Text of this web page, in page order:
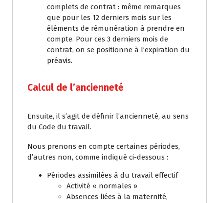
complets de contrat : même remarques
que pour les 12 derniers mois sur les
éléments de rémunération à prendre en
compte. Pour ces 3 derniers mois de
contrat, on se positionne à l’expiration du
préavis.
Calcul de l’ancienneté
Ensuite, il s’agit de définir l’ancienneté, au sens
du Code du travail.
Nous prenons en compte certaines périodes,
d’autres non, comme indiqué ci-dessous :
Périodes assimilées à du travail effectif
Activité « normales »
Absences liées à la maternité,